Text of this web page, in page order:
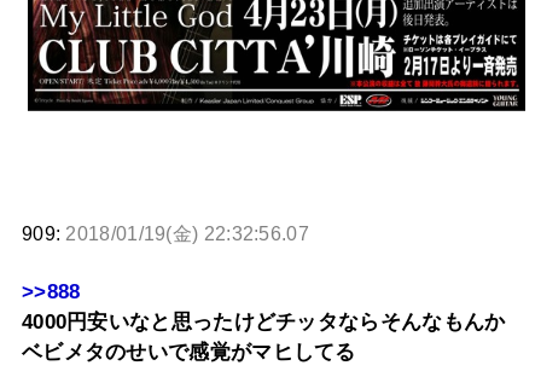
909: 2018/01/19(金) 22:32:56.07
>>888
4000円安いなと思ったけどチッタならそんなもんか
ベビメタのせいで感覚がマヒしてる